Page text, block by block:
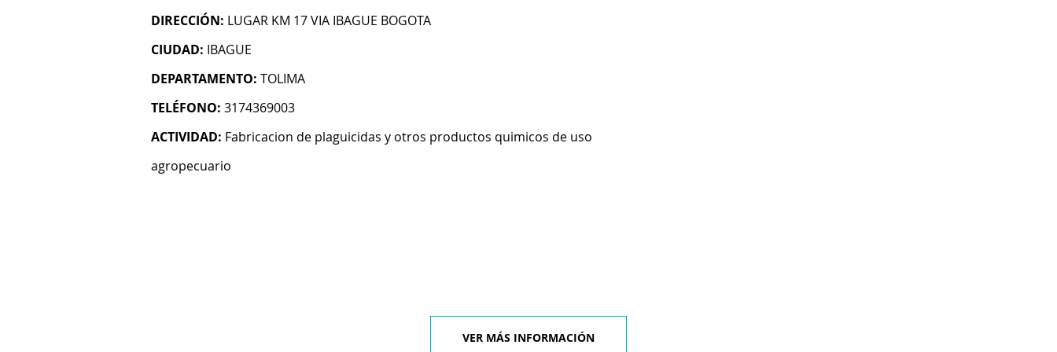
DIRECCIÓN: LUGAR KM 17 VIA IBAGUE BOGOTA
CIUDAD: IBAGUE
DEPARTAMENTO: TOLIMA
TELÉFONO: 3174369003
ACTIVIDAD: Fabricacion de plaguicidas y otros productos quimicos de uso
agropecuario
VER MÁS INFORMACIÓN